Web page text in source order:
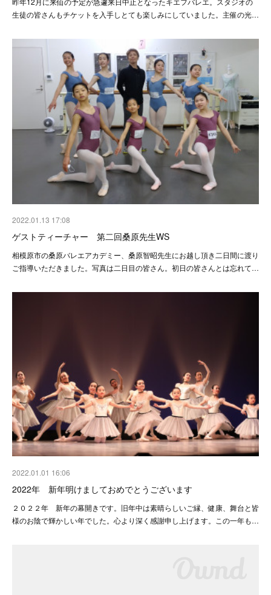
生徒の皆さんもチケットを入手しとても楽しみにしていました。主催の光…
2022.01.13 17:08
ゲストティーチャー 第二回桑原先生WS
相模原市の桑原バレエアカデミー、桑原智昭先生にお越し頂き二日間に渡り
ご指導いただきました。写真は二日目の皆さん。初日の皆さんとは忘れて…
2022.01.01 16:06
2022年 新年明けましておめでとうございます
２０２２年 新年の幕開きです。旧年中は素晴らしいご縁、健康、舞台と皆
様のお陰で輝かしい年でした。心より深く感謝申し上げます。この一年も…